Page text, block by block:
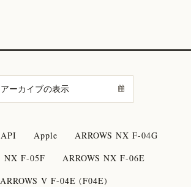
API Apple
ARROWS NX F-04G
NX F-05F
ARROWS NX F-06E
ARROWS V F-04E (F04E)